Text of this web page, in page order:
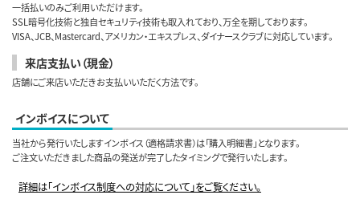
一括払いのみご利用いただけます。
SSL暗号化技術と独自セキュリティ技術も取入れており、万全を期しております。
VISA、JCB、Mastercard、アメリカン・エキスプレス、ダイナースクラブに対応しています。
来店支払い（現金）
店舗にご来店いただきお支払いいただく方法です。
インボイスについて
当社から発行いたしますインボイス（適格請求書）は「購入明細書」となります。
ご注文いただきました商品の発送が完了したタイミングで発行いたします。
詳細は「インボイス制度への対応について」をご覧ください。